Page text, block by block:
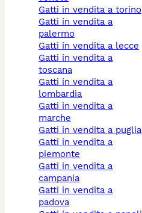
gatti in vendita a torino
gatti in vendita a
palermo
gatti in vendita a lecce
gatti in vendita a
toscana
gatti in vendita a
lombardia
gatti in vendita a
marche
gatti in vendita a puglia
gatti in vendita a
piemonte
gatti in vendita a
campania
gatti in vendita a
padova